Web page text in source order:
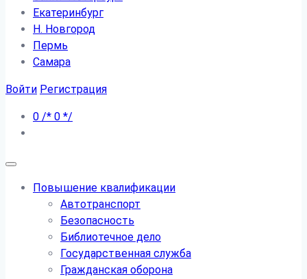
Екатеринбург
Н. Новгород
Пермь
Самара
Войти Регистрация
0 /* 0 */
Повышение квалификации
Автотранспорт
Безопасность
Библиотечное дело
Государственная служба
Гражданская оборона